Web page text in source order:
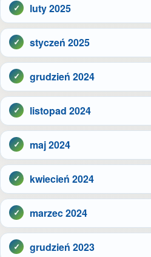
luty 2025
styczeń 2025
grudzień 2024
listopad 2024
maj 2024
kwiecień 2024
marzec 2024
grudzień 2023